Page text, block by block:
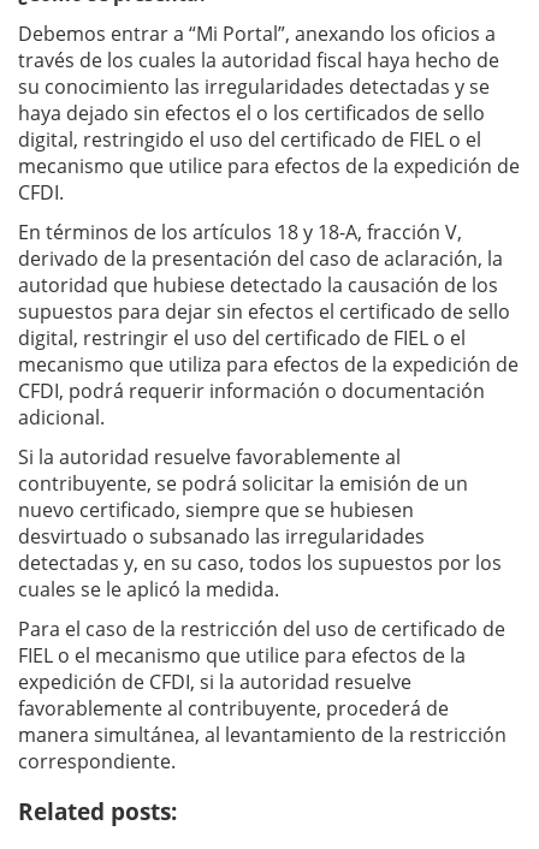
Debemos entrar a “Mi Portal”, anexando los oficios a
través de los cuales la autoridad fiscal haya hecho de
su conocimiento las irregularidades detectadas y se
haya dejado sin efectos el o los certificados de sello
digital, restringido el uso del certificado de FIEL o el
mecanismo que utilice para efectos de la expedición de
CFDI.
En términos de los artículos 18 y 18-A, fracción V,
derivado de la presentación del caso de aclaración, la
autoridad que hubiese detectado la causación de los
supuestos para dejar sin efectos el certificado de sello
digital, restringir el uso del certificado de FIEL o el
mecanismo que utiliza para efectos de la expedición de
CFDI, podrá requerir información o documentación
adicional.
Si la autoridad resuelve favorablemente al
contribuyente, se podrá solicitar la emisión de un
nuevo certificado, siempre que se hubiesen
desvirtuado o subsanado las irregularidades
detectadas y, en su caso, todos los supuestos por los
cuales se le aplicó la medida.
Para el caso de la restricción del uso de certificado de
FIEL o el mecanismo que utilice para efectos de la
expedición de CFDI, si la autoridad resuelve
favorablemente al contribuyente, procederá de
manera simultánea, al levantamiento de la restricción
correspondiente.
Related posts: